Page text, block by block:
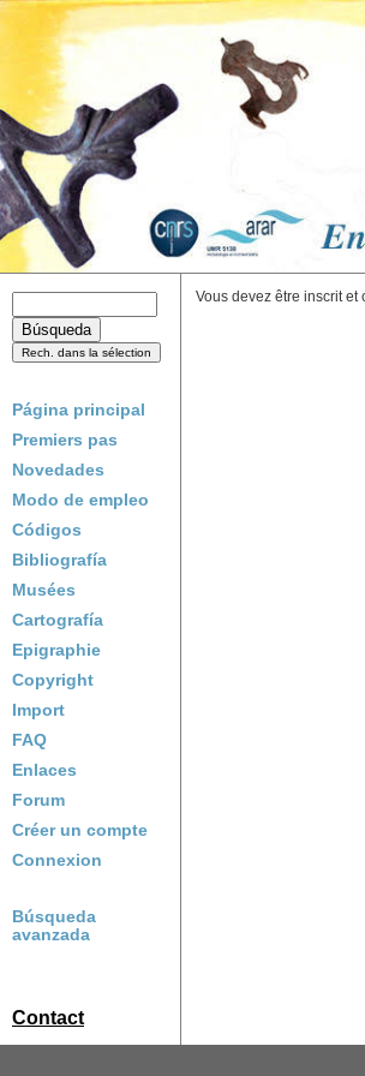
Página principal
Premiers pas
Novedades
Modo de empleo
Códigos
Bibliografía
Musées
Cartografía
Epigraphie
Copyright
Import
FAQ
Enlaces
Forum
Créer un compte
Connexion
Búsqueda
avanzada
Contact
Vous devez être inscrit